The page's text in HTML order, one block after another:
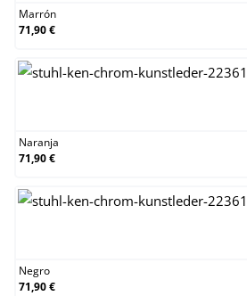
Marrón
71,90 €
Naranja
71,90 €
Negro
71,90 €